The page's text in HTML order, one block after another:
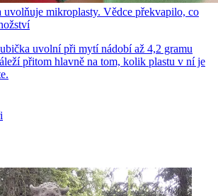
mikroplasty. Vědce překvapilo, co
uvolní při mytí nádobí až 4,2 gramu
přitom hlavně na tom, kolik plastu v ní je